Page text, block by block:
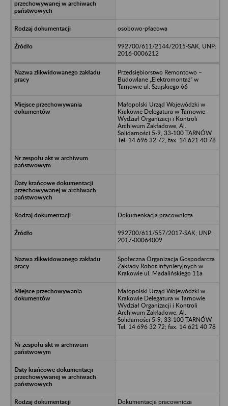
osobowo-płacowa
992700/611/2144/2015-SAK, UNP:
2016-0006212
Przedsiębiorstwo Remontowo –
Budowlane „Elektromontaż” w
Tarnowie ul. Szujskiego 66
Małopolski Urząd Wojewódzki w
Krakowie Delegatura w Tarnowie
Wydział Organizacji i Kontroli
Archiwum Zakładowe, Al.
Solidarności 5-9, 33-100 TARNÓW
Tel. 14 696 32 72; fax. 14 621 40 78
Dokumenkacja pracownicza
992700/611/557/2017-SAK; UNP:
2017-00064009
Społeczna Organizacja Gospodarcza
Zakłady Robót Inżynieryjnych w
Krakowie ul. Madalińskiego 11a
Małopolski Urząd Wojewódzki w
Krakowie Delegatura w Tarnowie
Wydział Organizacji i Kontroli
Archiwum Zakładowe, Al.
Solidarności 5-9, 33-100 TARNÓW
Tel. 14 696 32 72; fax. 14 621 40 78
Dokumentacja pracownicza